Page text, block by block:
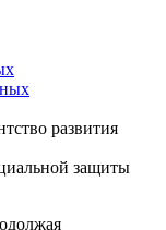
развития
защиты